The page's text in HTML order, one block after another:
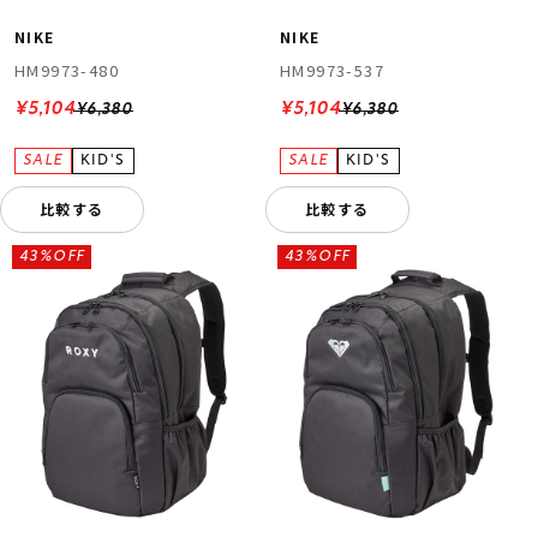
NIKE
HM9973-480
¥6,380
¥5,104
比較する
NIKE
HM9973-537
¥6,380
¥5,104
比較する
43%OFF 43%OFF